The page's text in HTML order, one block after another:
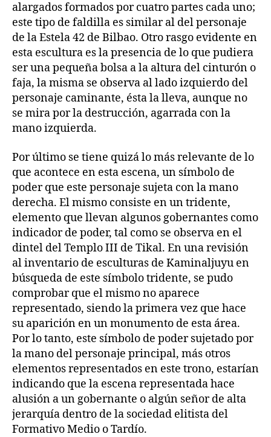
alargados formados por cuatro partes cada uno;
este tipo de faldilla es similar al del personaje
de la Estela 42 de Bilbao. Otro rasgo evidente en
esta escultura es la presencia de lo que pudiera
ser una pequeña bolsa a la altura del cinturón o
faja, la misma se observa al lado izquierdo del
personaje caminante, ésta la lleva, aunque no
se mira por la destrucción, agarrada con la
mano izquierda.
Por último se tiene quizá lo más relevante de lo
que acontece en esta escena, un símbolo de
poder que este personaje sujeta con la mano
derecha. El mismo consiste en un tridente,
elemento que llevan algunos gobernantes como
indicador de poder, tal como se observa en el
dintel del Templo III de Tikal. En una revisión
al inventario de esculturas de Kaminaljuyu en
búsqueda de este símbolo tridente, se pudo
comprobar que el mismo no aparece
representado, siendo la primera vez que hace
su aparición en un monumento de esta área.
Por lo tanto, este símbolo de poder sujetado por
la mano del personaje principal, más otros
elementos representados en este trono, estarían
indicando que la escena representada hace
alusión a un gobernante o algún señor de alta
jerarquía dentro de la sociedad elitista del
Formativo Medio o Tardío.